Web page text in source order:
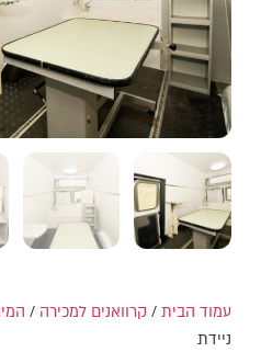
עמוד הבית/ קרוואנים למכירה /
ניידת